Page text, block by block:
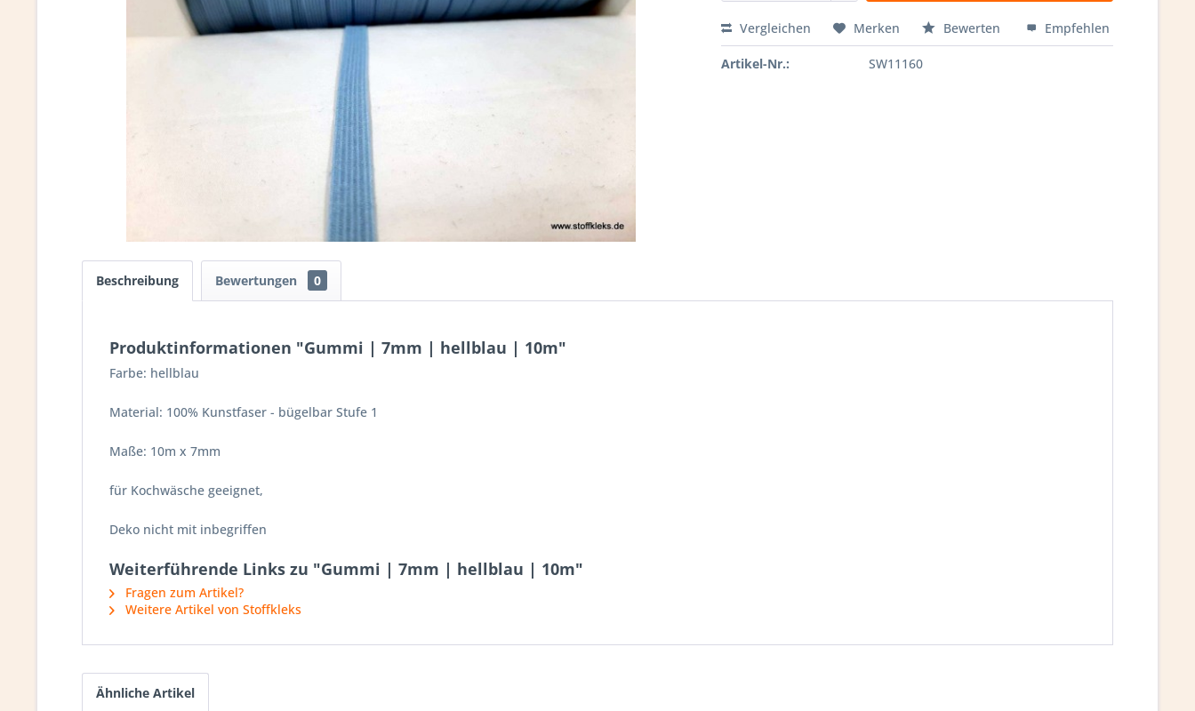
Vergleichen Merken Bewerten Empfehlen
Artikel-Nr.: SW11160
Beschreibung Bewertungen 0
Produktinformationen "Gummi | 7mm | hellblau | 10m"
Farbe: hellblau
Material: 100% Kunstfaser - bügelbar Stufe 1
Maße: 10m x 7mm
für Kochwäsche geeignet,
Deko nicht mit inbegriffen
Weiterführende Links zu "Gummi | 7mm | hellblau | 10m"
Fragen zum Artikel?
Weitere Artikel von Stoffkleks
Ähnliche Artikel